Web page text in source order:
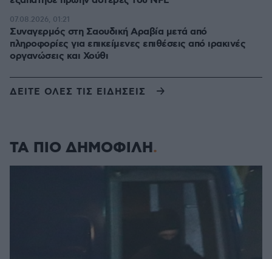
Συναγερμός στη Σαουδική Αραβία μετά από
πληροφορίες για επικείμενες επιθέσεις από ιρακινές
οργανώσεις και Χούθι
07.08.2026, 01:21
ΔΕΙΤΕ ΟΛΕΣ ΤΙΣ ΕΙΔΗΣΕΙΣ
ΤΑ ΠΙΟ ΔΗΜΟΦΙΛΗ